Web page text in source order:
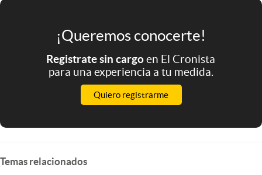
¡Queremos conocerte!
Registrate sin cargoen El Cronista
para una experiencia a tu medida.
Quiero registrarme
Temas relacionados